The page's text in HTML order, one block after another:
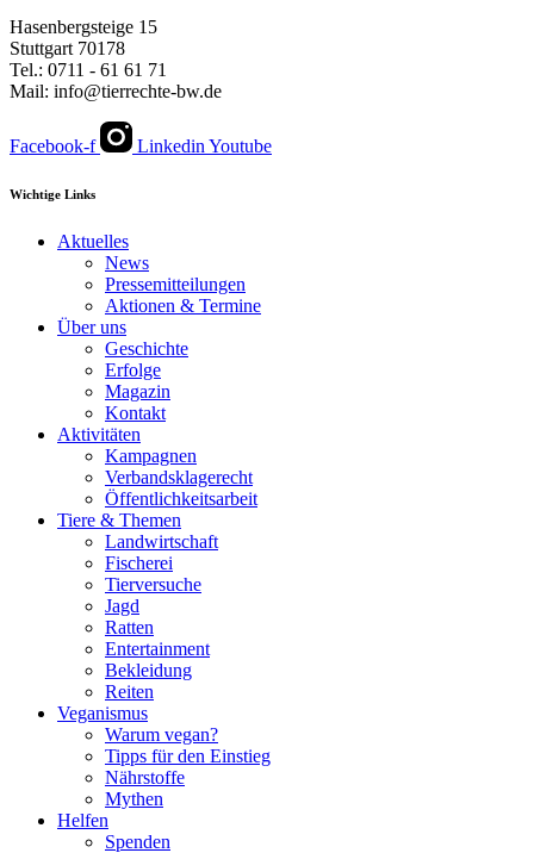
Hasenbergsteige 15
Stuttgart 70178
Tel.: 0711 - 61 61 71
Mail: info@tierrechte-bw.de
Facebook-f Linkedin Youtube
Wichtige Links
Aktuelles
News
Pressemitteilungen
Aktionen & Termine
Über uns
Geschichte
Erfolge
Magazin
Kontakt
Aktivitäten
Kampagnen
Verbandsklagerecht
Öffentlichkeitsarbeit
Tiere & Themen
Landwirtschaft
Fischerei
Tierversuche
Jagd
Ratten
Entertainment
Bekleidung
Reiten
Veganismus
Warum vegan?
Tipps für den Einstieg
Nährstoffe
Mythen
Helfen
Spenden